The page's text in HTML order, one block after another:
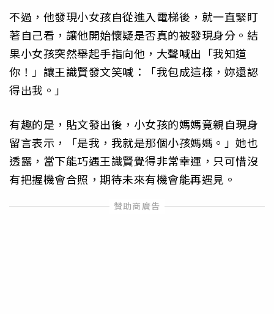
不過，他發現小女孩自從進入電梯後，就一直緊盯
著自己看，讓他開始懷疑是否真的被發現身分。結
果小女孩突然舉起手指向他，大聲喊出「我知道
你！」讓王識賢發文笑喊：「我包成這樣，妳還認
得出我。」
有趣的是，貼文發出後，小女孩的媽媽竟親自現身
留言表示，「是我，我就是那個小孩媽媽。」她也
透露，當下能巧遇王識賢覺得非常幸運，只可惜沒
有把握機會合照，期待未來有機會能再遇見。